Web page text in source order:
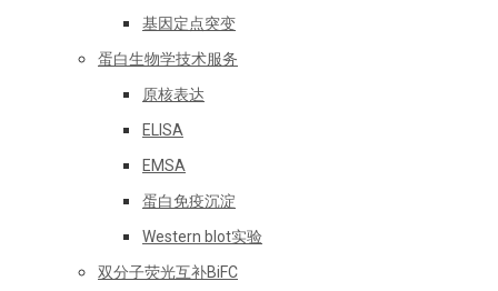
基因定点突变
蛋白生物学技术服务
原核表达
ELISA
EMSA
蛋白免疫沉淀
Western blot实验
双分子荧光互补BiFC